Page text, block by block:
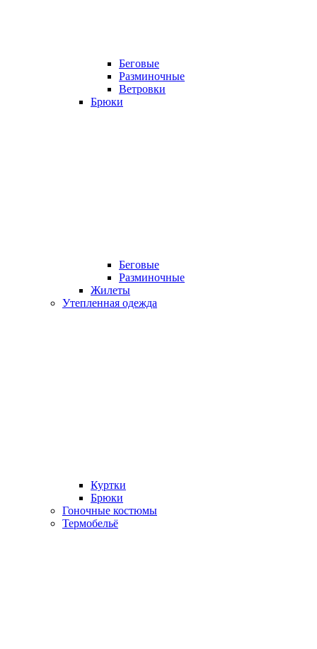
Беговые
Разминочные
Ветровки
Брюки
Беговые
Разминочные
Жилеты
Утепленная одежда
Куртки
Брюки
Гоночные костюмы
Термобельё